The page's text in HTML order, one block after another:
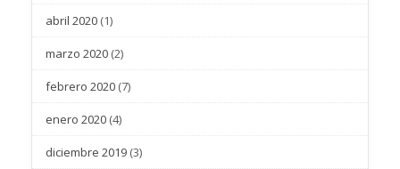
abril 2020 (1)
marzo 2020 (2)
febrero 2020 (7)
enero 2020 (4)
diciembre 2019 (3)